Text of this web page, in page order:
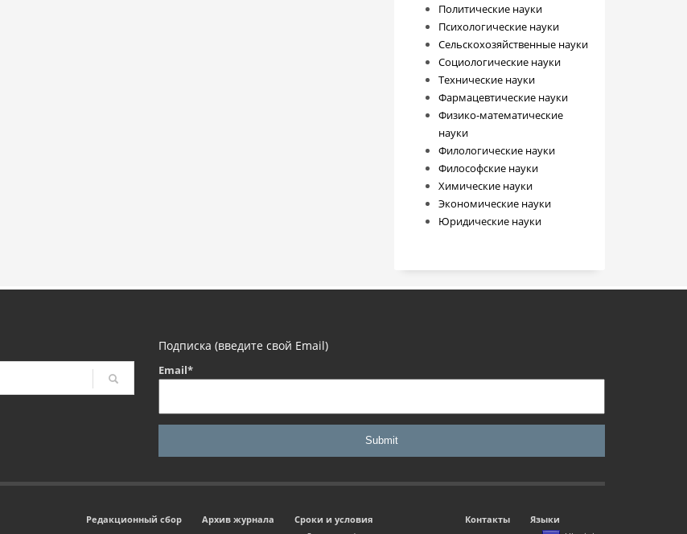
Политические науки
Психологические науки
Сельскохозяйственные науки
Социологические науки
Технические науки
Фармацевтические науки
Физико-математические
науки
Филологические науки
Философские науки
Химические науки
Экономические науки
Юридические науки
Подписка (введите свой Email)
Email*
Редакционный сбор Архив журнала
Сроки и условия
Контакты
Языки